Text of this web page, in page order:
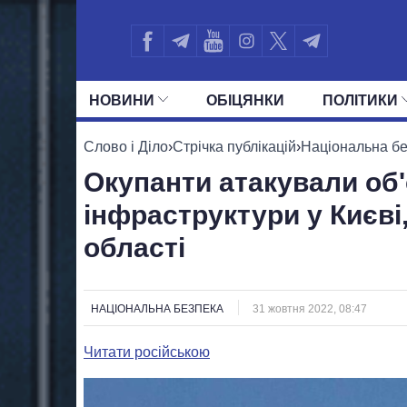
НОВИНИ ОБIЦЯНКИ ПОЛIТИКИ
УСІ ПОЛІТИКИ ПРЕЗИДЕНТ І
Слово і Діло›Стрічка публікацій›Національна
Окупанти атакували
інфраструктури у
області
НАЦІОНАЛЬНА БЕЗПЕКА 31 жовтня 2022, 08:47
Читати російською